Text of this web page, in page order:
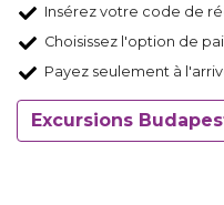
Insérez votre code de
Choisissez l'option de
Payez seulement à
Excursions